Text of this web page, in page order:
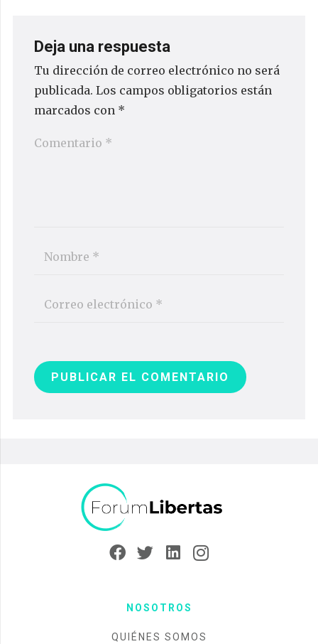
Deja una respuesta
Tu dirección de correo electrónico no será
publicada. Los campos obligatorios están
marcados con *
PUBLICAR EL COMENTARIO
NOSOTROS
QUIÉNES SOMOS